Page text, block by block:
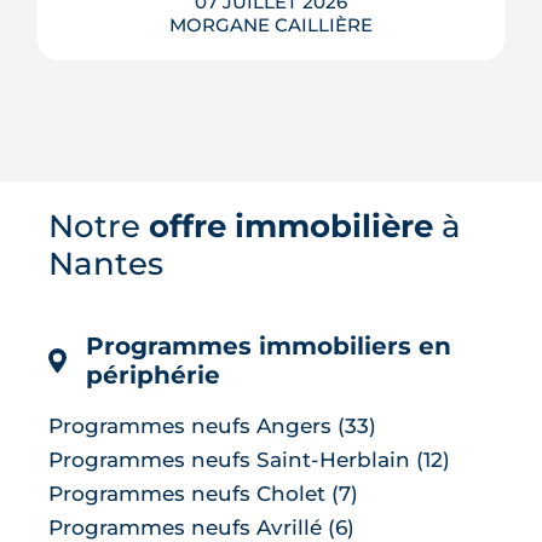
MORGANE CAILLIÈRE
partout dans le monde, l'architecture
bioclimatique garde les bâtiments au
frais sans le moindre compresseur.
LIRE L'ARTICLE
Notre offre immobilière à
Nantes
Programmes immobiliers en
périphérie
Programmes neufs Angers (33)
Programmes neufs Saint-Herblain (12)
Programmes neufs Cholet (7)
Programmes neufs Avrillé (6)